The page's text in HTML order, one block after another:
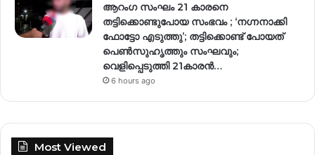
ആറംഗ സംഘം 21 കാരനെ
തട്ടിക്കൊണ്ടുപോയ സംഭവം ; ‘നഗ്നനാക്കി
ഫോട്ടോ എടുത്തു’; തട്ടിക്കൊണ്ട് പോയത്
പെണ്‍സുഹൃത്തും സംഘവും;
വെളിപ്പെടുത്തി 21കാരന്‍…
6 hours ago
Most Viewed